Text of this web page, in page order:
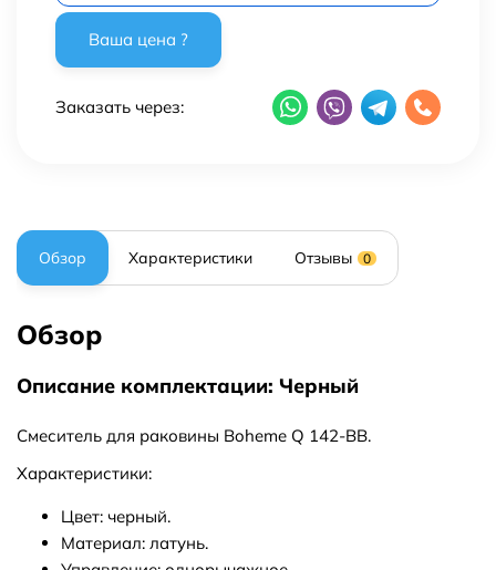
Заказать через:
Обзор Характеристики Отзывы 0
Обзор
Описание комплектации: Черный
Смеситель для раковины Boheme Q 142-BB.
Характеристики:
Цвет: черный.
Материал: латунь.